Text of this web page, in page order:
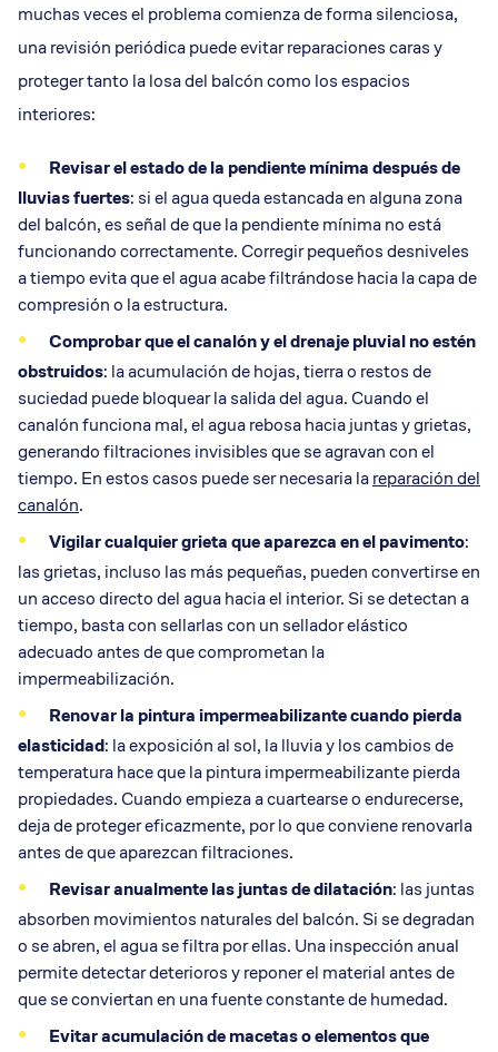
muchas veces el problema comienza de forma silenciosa,
una revisión periódica puede evitar reparaciones caras y
proteger tanto la losa del balcón como los espacios
interiores:
Revisar el estado de la pendiente mínima después de
lluvias fuertes: si el agua queda estancada en alguna zona
del balcón, es señal de que la pendiente mínima no está
funcionando correctamente. Corregir pequeños desniveles
a tiempo evita que el agua acabe filtrándose hacia la capa de
compresión o la estructura.
Comprobar que el canalón y el drenaje pluvial no estén
obstruidos: la acumulación de hojas, tierra o restos de
suciedad puede bloquear la salida del agua. Cuando el
canalón funciona mal, el agua rebosa hacia juntas y grietas,
generando filtraciones invisibles que se agravan con el
tiempo. En estos casos puede ser necesaria lareparación del
canalón.
Vigilar cualquier grieta que aparezca en el pavimento:
las grietas, incluso las más pequeñas, pueden convertirse en
un acceso directo del agua hacia el interior. Si se detectan a
tiempo, basta con sellarlas con un sellador elástico
adecuado antes de que comprometan la
impermeabilización.
Renovar la pintura impermeabilizante cuando pierda
elasticidad: la exposición al sol, la lluvia y los cambios de
temperatura hace que la pintura impermeabilizante pierda
propiedades. Cuando empieza a cuartearse o endurecerse,
deja de proteger eficazmente, por lo que conviene renovarla
antes de que aparezcan filtraciones.
Revisar anualmente las juntas de dilatación: las juntas
absorben movimientos naturales del balcón. Si se degradan
o se abren, el agua se filtra por ellas. Una inspección anual
permite detectar deterioros y reponer el material antes de
que se conviertan en una fuente constante de humedad.
Evitar acumulación de macetas o elementos que